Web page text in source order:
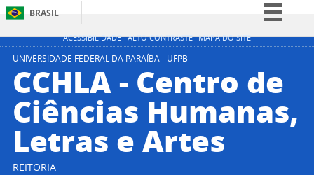
ACESSIBILIDADE ALTO CONTRASTE MAPA DO SITE
BRASIL
Simplifique!
Participe
Legislação
Canais
UNIVERSIDADE FEDERAL DA PARAÍBA - UFPB
CCHLA - Centro de
Ciências Humanas,
Letras e Artes
REITORIA